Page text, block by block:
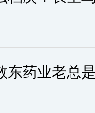
东药业老总